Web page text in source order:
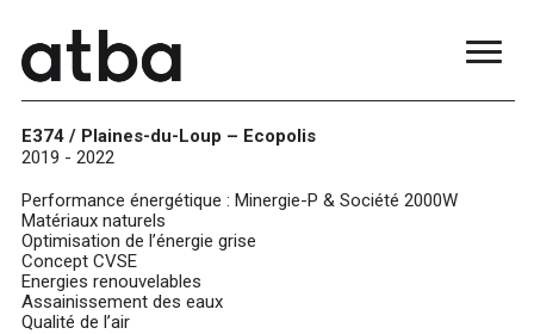
E374 / Plaines-du-Loup – Ecopolis
2019 - 2022
Performance énergétique : Minergie-P & Société 2000W
Matériaux naturels
Optimisation de l’énergie grise
Concept CVSE
Energies renouvelables
Assainissement des eaux
Qualité de l’air